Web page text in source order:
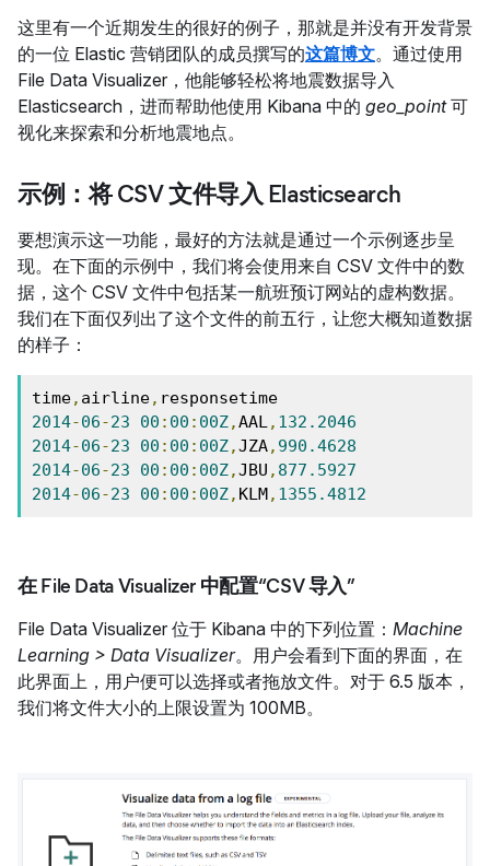
这里有一个近期发生的很好的例子，那就是并没有开发背景
的一位 Elastic 营销团队的成员撰写的这篇博文。通过使用
File Data Visualizer，他能够轻松将地震数据导入
Elasticsearch，进而帮助他使用 Kibana 中的 geo_point可
视化来探索和分析地震地点。
示例：将 CSV 文件导入 Elasticsearch
要想演示这一功能，最好的方法就是通过一个示例逐步呈
现。在下面的示例中，我们将会使用来自 CSV 文件中的数
据，这个 CSV 文件中包括某一航班预订网站的虚构数据。
我们在下面仅列出了这个文件的前五行，让您大概知道数据
的样子：
time, airline,
2014-06-23 00 : 00 : 00Z,AAL, 132.2046
2014-06-23 00 : 00 : 00Z,JZA, 990.4628
2014-06-23 00 : 00 : 00Z,JBU , 877.5927
2014-06-23 00 : 00 : 00Z, KLM, 1355.4812
在 File Data Visualizer 中配置“CSV 导入”
File Data Visualizer 位于 Kibana 中的下列位置： Machine
Learning > Data Visualizer。用户会看到下面的界面，在
此界面上，用户便可以选择或者拖放文件。对于 6.5 版本，
我们将文件大小的上限设置为 100MB。